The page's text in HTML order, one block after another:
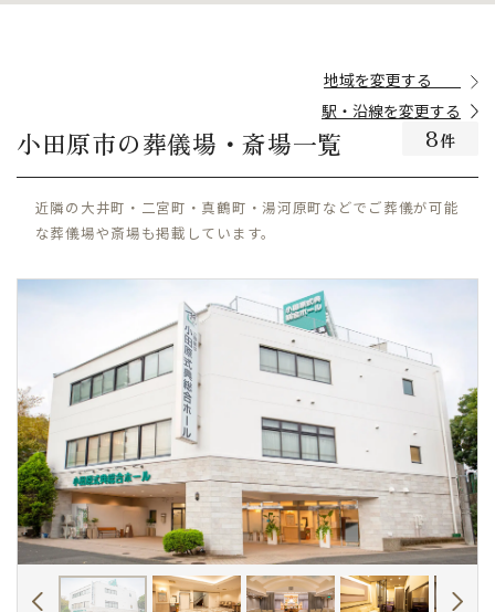
小田原市の葬儀場・斎場一覧 8件
駅・沿線を変更する
近隣の大井町・二宮町・真鶴町・湯河原町などでご葬儀が可能
な葬儀場や斎場も掲載しています。